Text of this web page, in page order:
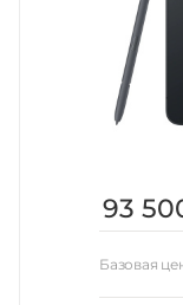
93
Базовая